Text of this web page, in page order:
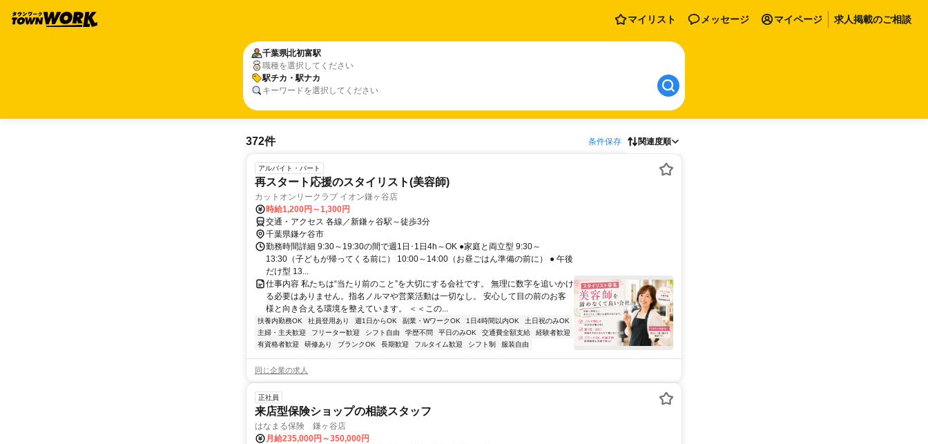
マイリスト メッセージ マイページ 求人掲載のご相談
千葉県北初富駅
職種を選択してください
駅チカ・駅ナカ
キーワードを選択してください
372件 条件保存 関連度順
アルバイト・パート
再スタート応援のスタイリスト(美容師)
カットオンリークラブ イオン鎌ヶ谷店
時給1,200円～1,300円
交通・アクセス 各線／新鎌ヶ谷駅～徒歩3分
千葉県鎌ケ谷市
勤務時間詳細 9:30～19:30の間で週1日･1日4h～OK ●家庭と両立型 9:30～
13:30（子どもが帰ってくる前に） 10:00～14:00（お昼ごはん準備の前に） ● 午後
だけ型 13...
仕事内容 私たちは“当たり前のこと”を大切にする会社です。 無理に数字を追いかけ
る必要はありません。指名ノルマや営業活動は一切なし。 安心して目の前のお客
様と向き合える環境を整えています。 ＜＜この...
扶養内勤務OK 社員登用あり 週1日からOK 副業・WワークOK 1日4時間以内OK
土日祝のみOK
主婦・主夫歓迎
フリーター歓迎 シフト自由 学歴不問 平日のみOK 交通費全額支給
経験者歓迎
有資格者歓迎
研修あり ブランクOK 長期歓迎 フルタイム歓迎 シフト制 服装自由
同じ企業の求人
正社員
来店型保険ショップの相談スタッフ
はなまる保険 鎌ヶ谷店
月給235,000円～350,000円